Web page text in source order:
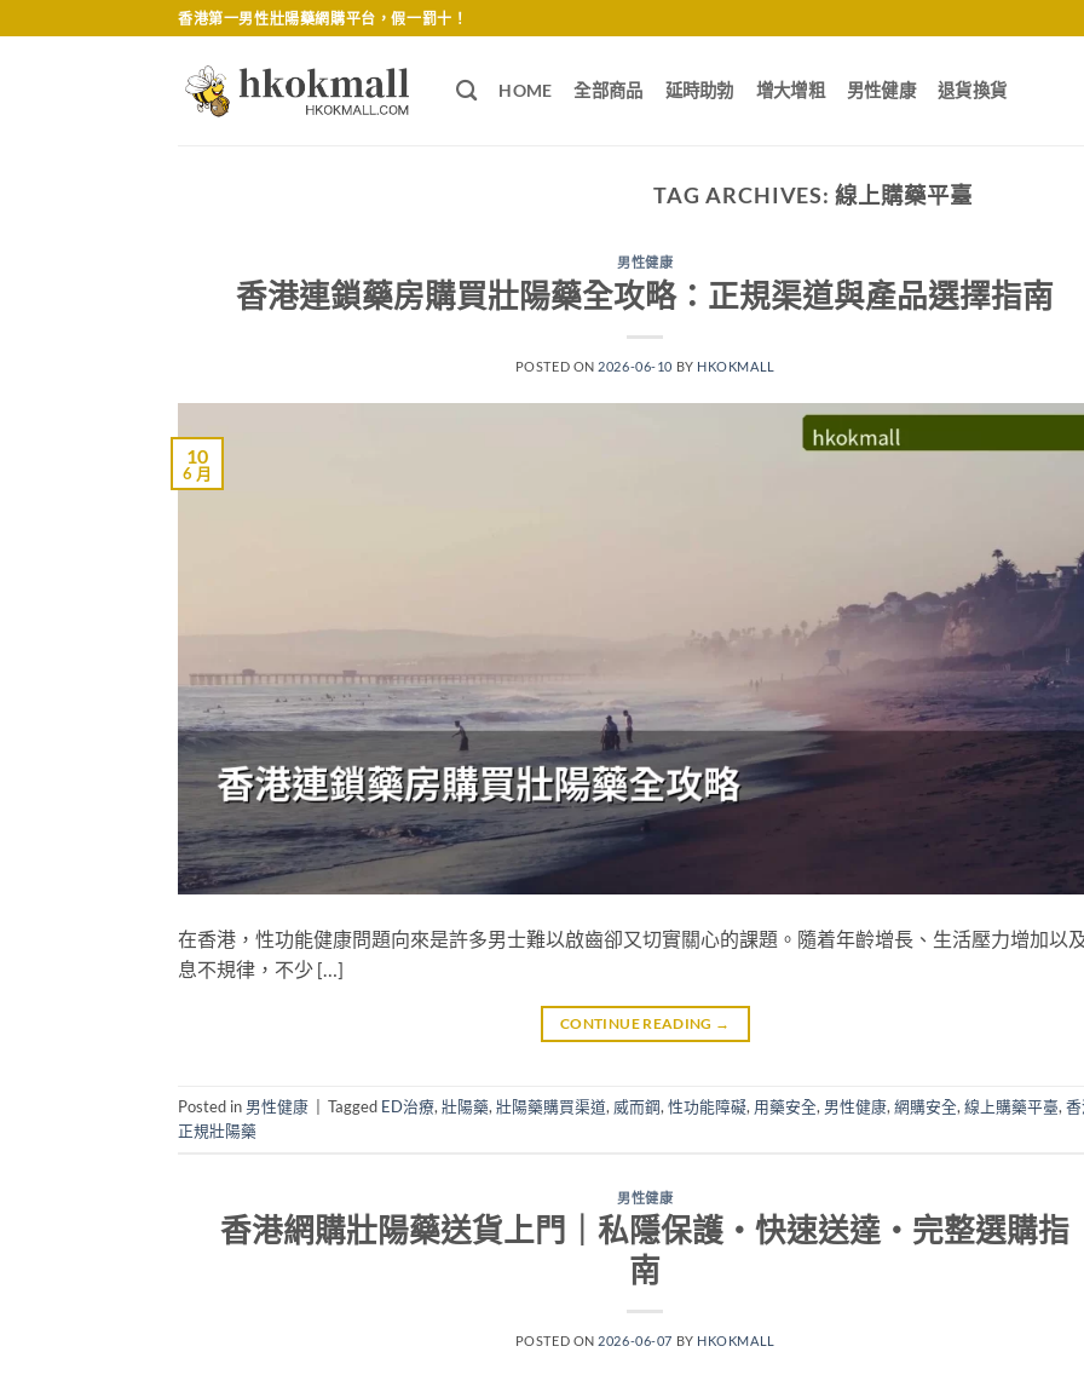
to
香港第一男性壯陽藥網購平台，假一罰十！
HOME 全部商品 延時助勃 增大增粗 男性健康 退貨換貨
TAG ARCHIVES:線上購藥平臺
男性健康
香港連鎖藥房購買壯陽藥全攻略：正規渠道與產品選擇指南
POSTED ON 2026-06-10 BY HKOKMALL
10
6 月
在香港，性功能健康問題向來是許多男士難以啟齒卻又切實關心的課題。隨着年齡增長、生活壓力增加以
息不規律，不少 […]
CONTINUE READING →
Posted in 男性健康 Tagged ED治療, 壯陽藥, 壯陽藥購買渠道, 威而鋼, 性功能障礙, 用藥安全, 男性健康, 網購安全, 線上購藥平臺,
正規壯陽藥
男性健康
香港網購壯陽藥送貨上門｜私隱保護・快速送達・完整選購指
南
POSTED ON 2026-06-07 BY HKOKMALL